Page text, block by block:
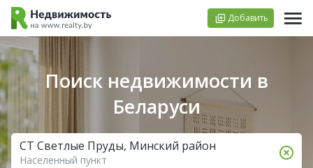
Добавить
Поиск недвижимости в
Беларуси
СТ Светлые Пруды, Минский район
Населенный пункт